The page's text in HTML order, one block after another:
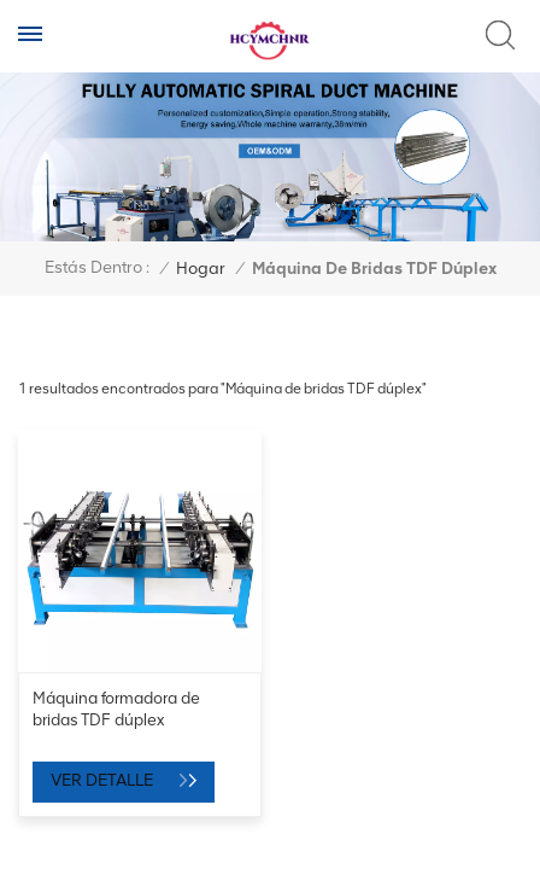
Estás Dentro : / Hogar / Máquina De Bridas TDF Dúplex
1 resultados encontrados para "Máquina de bridas TDF dúplex"
Máquina formadora de
bridas TDF dúplex
VER DETALLE